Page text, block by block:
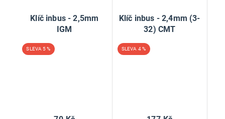
Klíč inbus - 2,5mm
IGM
5 %
Klíč inbus - 2,4mm (3-
32) CMT
4 %